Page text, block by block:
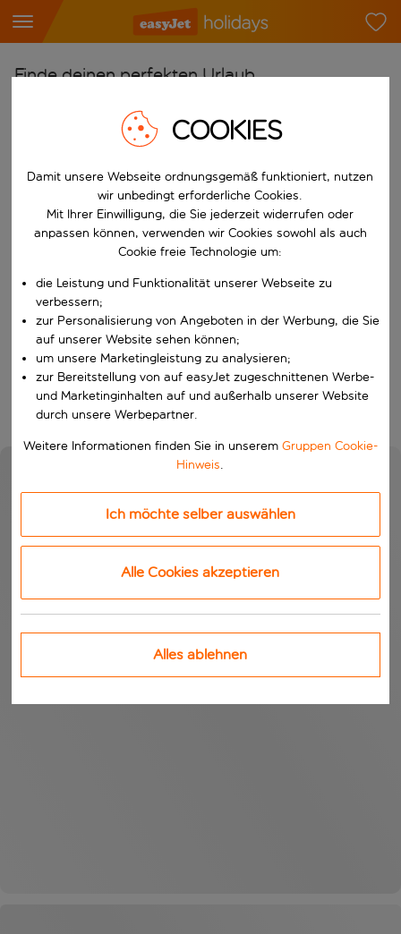
Finde deinen perfekten Urlaub
Beginne mit der Eingabe für die automatische
Flughafen wählen
Beginne mit der Eingabe für die automatische
Reiseziel wählen
Nach
Wähle ein Ab- und Rückflugdatum aus.
Reisezeitraum wählen
Wann
Wer
Suchen
COOKIES
Damit unsere Webseite ordnungsgemäß funktioniert, nutzen
wir unbedingt erforderliche Cookies.
Mit Ihrer Einwilligung, die Sie jederzeit widerrufen oder
anpassen können, verwenden wir Cookies sowohl als auch
Cookie freie Technologie um:
die Leistung und Funktionalität unserer Webseite zu
verbessern;
zur Personalisierung von Angeboten in der Werbung, die Sie
auf unserer Website sehen können;
um unsere Marketingleistung zu analysieren;
zur Bereitstellung von auf easyJet zugeschnittenen Werbe-
und Marketinginhalten auf und außerhalb unserer Website
durch unsere Werbepartner.
Weitere Informationen finden Sie in unserem Gruppen Cookie-
Hinweis.
Ich möchte selber auswählen
Alle Cookies akzeptieren
Alles ablehnen